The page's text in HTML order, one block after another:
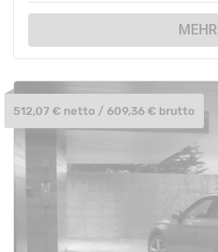
MEHR
512,07 € netto / 609,36 € brutto